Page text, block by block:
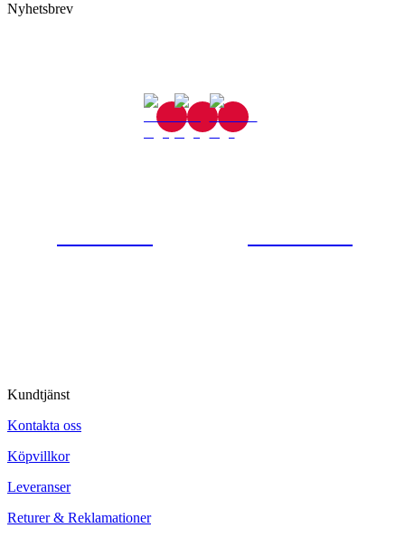
Nyhetsbrev
Kundtjänst
Kontakta oss
Köpvillkor
Leveranser
Returer & Reklamationer